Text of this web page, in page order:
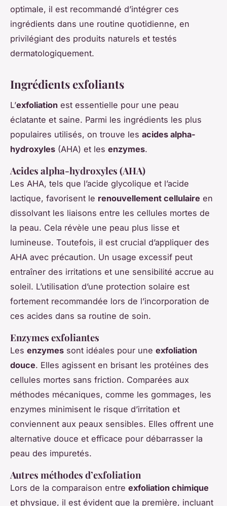
optimale, il est recommandé d’intégrer ces
ingrédients dans une routine quotidienne, en
privilégiant des produits naturels et testés
dermatologiquement.
Ingrédients exfoliants
L’exfoliation est essentielle pour une peau
éclatante et saine. Parmi les ingrédients les plus
populaires utilisés, on trouve les acides alpha-
hydroxyles (AHA) et les enzymes.
Acides alpha-hydroxyles (AHA)
Les AHA, tels que l’acide glycolique et l’acide
lactique, favorisent le renouvellement cellulaire en
dissolvant les liaisons entre les cellules mortes de
la peau. Cela révèle une peau plus lisse et
lumineuse. Toutefois, il est crucial d’appliquer des
AHA avec précaution. Un usage excessif peut
entraîner des irritations et une sensibilité accrue au
soleil. L’utilisation d’une protection solaire est
fortement recommandée lors de l’incorporation de
ces acides dans sa routine de soin.
Enzymes exfoliantes
Les enzymes sont idéales pour une exfoliation
douce. Elles agissent en brisant les protéines des
cellules mortes sans friction. Comparées aux
méthodes mécaniques, comme les gommages, les
enzymes minimisent le risque d’irritation et
conviennent aux peaux sensibles. Elles offrent une
alternative douce et efficace pour débarrasser la
peau des impuretés.
Autres méthodes d’exfoliation
Lors de la comparaison entre exfoliation chimique
et physique, il est évident que la première, incluant